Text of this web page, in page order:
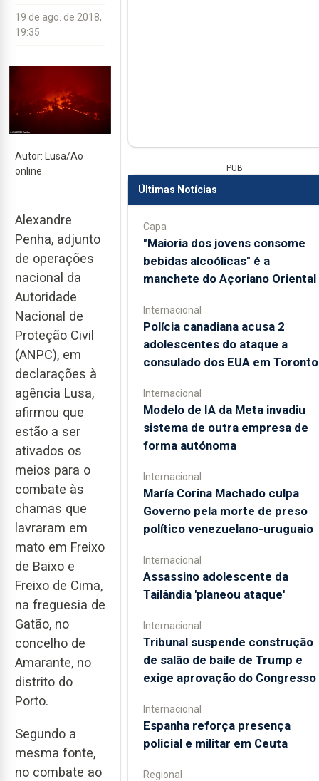
19 de ago. de 2018,
19:35
Autor: Lusa/Ao
online
Alexandre
Penha, adjunto
de operações
nacional da
Autoridade
Nacional de
Proteção Civil
(ANPC), em
declarações à
agência Lusa,
afirmou que
estão a ser
ativados os
meios para o
combate às
chamas que
lavraram em
mato em Freixo
de Baixo e
Freixo de Cima,
na freguesia de
Gatão, no
concelho de
Amarante, no
distrito do
Porto.
Segundo a
mesma fonte,
no combate ao
PUB
Últimas Notícias
Capa
"Maioria dos jovens consome
bebidas alcoólicas" é a
manchete do Açoriano Oriental
Internacional
Polícia canadiana acusa 2
adolescentes do ataque a
consulado dos EUA em Toronto
Internacional
Modelo de IA da Meta invadiu
sistema de outra empresa de
forma autónoma
Internacional
María Corina Machado culpa
Governo pela morte de preso
político venezuelano-uruguaio
Internacional
Assassino adolescente da
Tailândia 'planeou ataque'
Internacional
Tribunal suspende construção
de salão de baile de Trump e
exige aprovação do Congresso
Internacional
Espanha reforça presença
policial e militar em Ceuta
Regional